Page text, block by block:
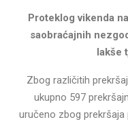
Proteklog vikenda
saobraćajnih
lakše
Zbog različitih
ukupno 597
uručeno zbog prekršaja